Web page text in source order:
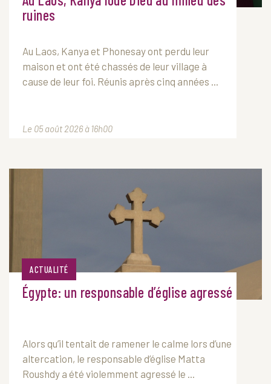
ruines
Au Laos, Kanya et Phonesay ont perdu leur
maison et ont été chassés de leur village à
cause de leur foi. Réunis après cinq années ...
Le 05 août 2026 à 16h00
ACTUALITÉ
Égypte: un responsable d’église agressé
Alors qu’il tentait de ramener le calme lors d’une
altercation, le responsable d’église Matta
Roushdy a été violemment agressé le ...